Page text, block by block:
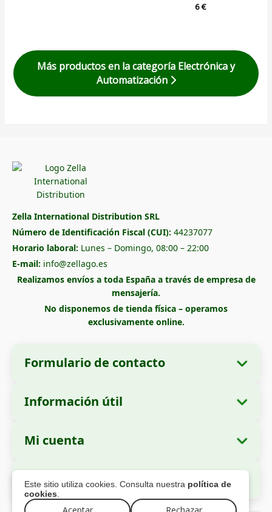
Este sitio utiliza cookies. Consulta nuestra política de
cookies
6€
Más productos en la categoría Electrónica y
Automatización
Zella International Distribution SRL
Número de Identificación Fiscal (CUI): 44237077
Horario laboral: Lunes – Domingo, 08:00 – 22:00
E-mail: info@zellago.es
Realizamos envíos a toda España a través de empresa de
mensajería.
No disponemos de tienda física – operamos
exclusivamente online.
Formulario de contacto
Razón social:
SRL
Domicilio social:Strada Cuza Vodă nr. 97,
Sector 4, București, 040283, Rumanía
Número de Identificación Fiscal (CUI):
Información útil
Cómo realizar un pedido
Métodos de pago
Información de envío
Política de devoluciones
Mi cuenta
Mis pedidos
Datos personales
Direcciones
Pago Seguro